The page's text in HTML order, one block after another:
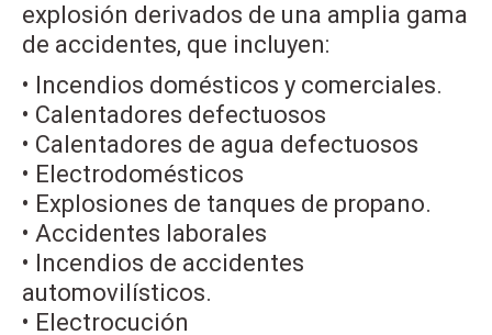
explosión derivados de una amplia gama
de accidentes, que incluyen:
• Incendios domésticos y comerciales.
• Calentadores defectuosos
• Calentadores de agua defectuosos
• Electrodomésticos
• Explosiones de tanques de propano.
• Accidentes laborales
• Incendios de accidentes
automovilísticos.
• Electrocución